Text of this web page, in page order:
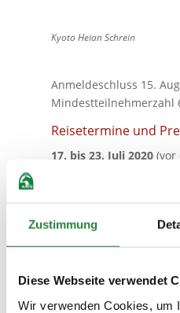
Zustimmung
Diese Webseite verwendet
Wir verwenden Cookies, um
Kyoto Heian Schrein
Anmeldeschluss 15.
Mindestteilnehmerzahl
Reisetermine und
17. bis 23. Juli 2020(vor
4. bis 10. August 2020
Vielseitigkeit): 2.740
Springen): 2.720 Euro p.
327 Euro.